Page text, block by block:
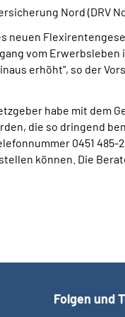
Nord (DRV
vom
erhöht“, so der
habe mit dem
die so dringend
0451 485-
können. Die
Folgen und